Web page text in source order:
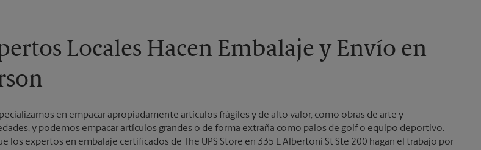
Domingo
Sin Recolección
Lunes
6:30 PM
Martes
Locales Hacen Embalaje y Envío en
en empacar apropiadamente artículos frágiles y de alto valor, como obras de arte y
y podemos empacar artículos grandes o de forma extraña como palos de golf o equipo deportivo.
los expertos en embalaje certificados de The UPS Store en 335 E Albertoni St Ste 200 hagan el trabajo por